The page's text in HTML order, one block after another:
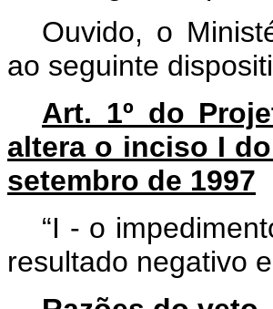
Ouvido, o
ao seguinte
Art. 1º do
altera o inciso I do
setembro de 1997
“I - o
resultado negativo